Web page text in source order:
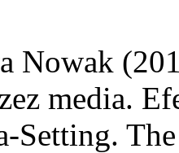
Nowak
media.
Setting.